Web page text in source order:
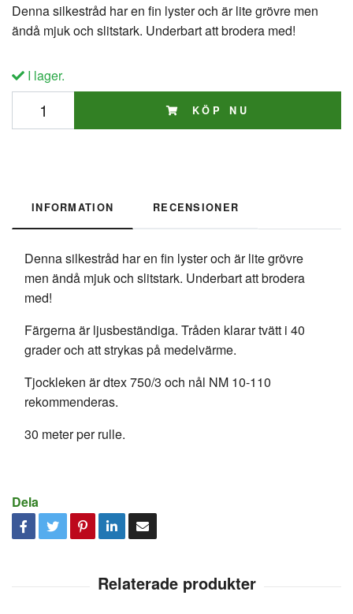
Denna silkestråd har en fin lyster och är lite grövre men
ändå mjuk och slitstark. Underbart att brodera med!
I lager.
KÖP NU
INFORMATION RECENSIONER
Denna silkestråd har en fin lyster och är lite grövre
men ändå mjuk och slitstark. Underbart att brodera
med!
Färgerna är ljusbeständiga. Tråden klarar tvätt i 40
grader och att strykas på medelvärme.
Tjockleken är dtex 750/3 och nål NM 10-110
rekommenderas.
30 meter per rulle.
Dela